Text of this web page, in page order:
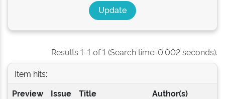
Results 1-1 of 1 (Search time: 0.002 seconds).
Item hits:
Preview
Issue
Title Author(s)